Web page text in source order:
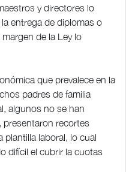
y directores lo
entrega de diplomas o
de la Ley lo
que prevalece en la
padres de familia
algunos no se han
presentaron recortes
plantilla laboral, lo cual
difícil el cubrir la cuotas